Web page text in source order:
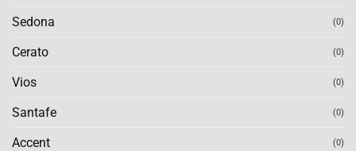
Sedona (0)
Cerato (0)
Vios (0)
Santafe (0)
Accent (0)